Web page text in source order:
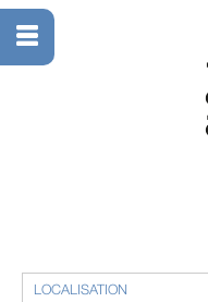
LOCALISATION